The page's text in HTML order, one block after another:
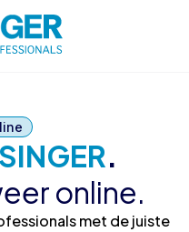
.
online.
met de juiste